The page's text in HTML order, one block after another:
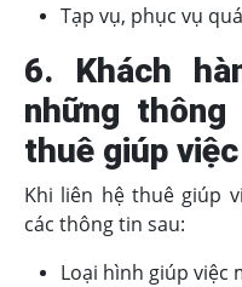
Tạp vụ, phục vụ
6. Khách
những
thuê giúp
Khi liên hệ thuê giúp
các thông tin sau:
Loại hình giúp việc